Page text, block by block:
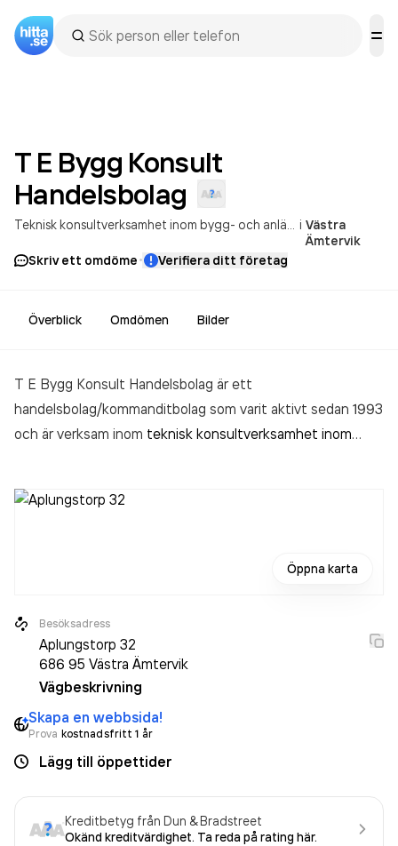
T E Bygg Konsult
Handelsbolag
i Västra
Ämtervik
Skriv ett omdöme· Verifiera ditt företag
Överblick Omdömen Bilder
T E Bygg Konsult Handelsbolag är ett
handelsbolag/kommanditbolag som varit aktivt sedan 1993
och är verksam inom teknisk konsultverksamhet inom
Öppna karta
Besöksadress
Aplungstorp 32
686 95 Västra Ämtervik
Vägbeskrivning
Skapa en webbsida!
Prova kostnadsfritt 1 år
Lägg till öppettider
Kreditbetyg från Dun & Bradstreet
Okänd kreditvärdighet. Ta reda på rating här.